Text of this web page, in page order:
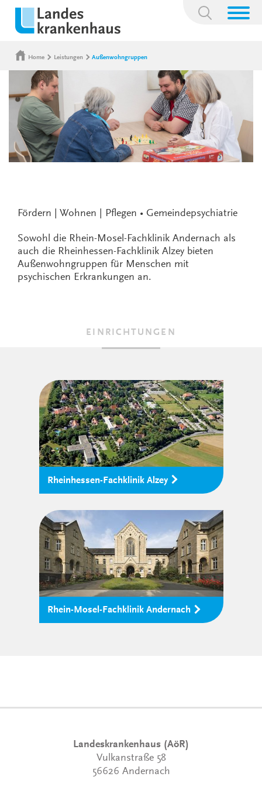
Suchbegriff:
Home Leistungen Außenwohngruppen
Fördern | Wohnen | Pflegen • Gemeindepsychiatrie
Sowohl die Rhein-Mosel-Fachklinik Andernach als
auch die Rheinhessen-Fachklinik Alzey bieten
Außenwohngruppen für Menschen mit
psychischen Erkrankungen an.
EINRICHTUNGEN
Rheinhessen-Fachklinik Alzey
Rhein-Mosel-Fachklinik Andernach
Landeskrankenhaus (AöR)
Vulkanstraße 58
56626 Andernach